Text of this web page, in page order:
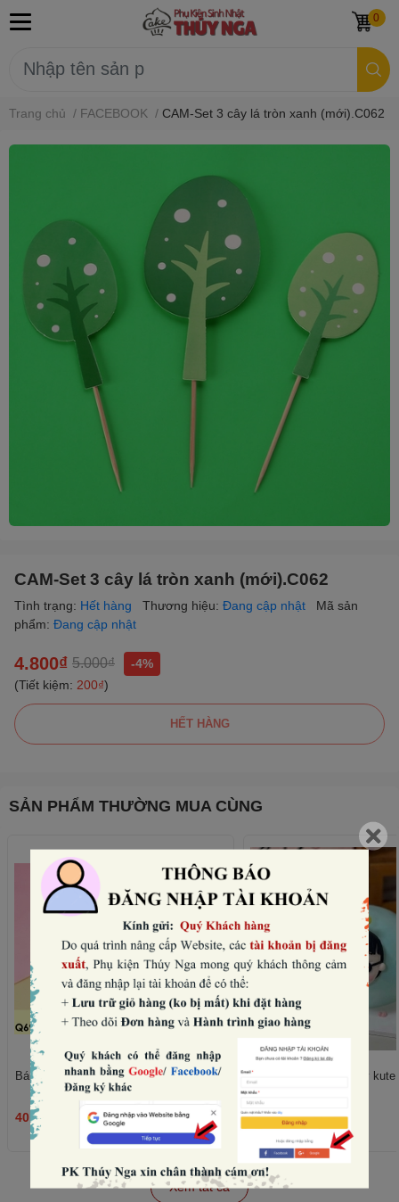
0
Trang chủ / FACEBOOK / CAM-Set 3 cây lá tròn xanh (mới).C062
CAM-Set 3 cây lá tròn xanh (mới).C062
Tình trạng: Hết hàng Thương hiệu: Đang cập nhật
Mã sản
phẩm: Đang cập nhật
4.800₫ 5.000₫
-4%
(Tiết kiệm: 200₫)
HẾT HÀNG
SẢN PHẨM THƯỜNG MUA CÙNG
Bánh quy tim hồng mix mẫu (180gam).
40.000₫ THÊM
Set nặn mặt, chân, tay kute
45.000₫
Xem tất cả